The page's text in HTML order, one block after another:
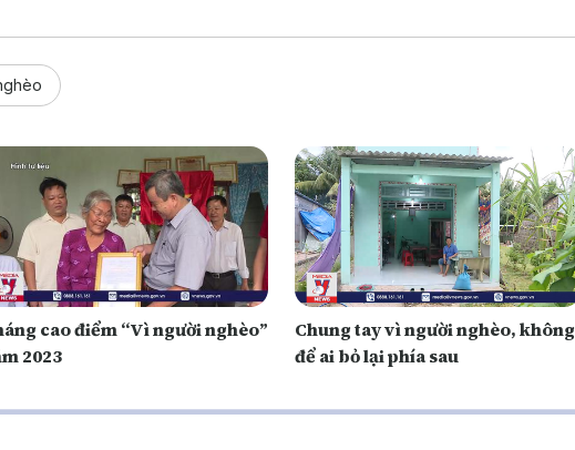
cao điểm “Vì người nghèo”
2023
Chung tay vì người nghèo, không
để ai bỏ lại phía sau